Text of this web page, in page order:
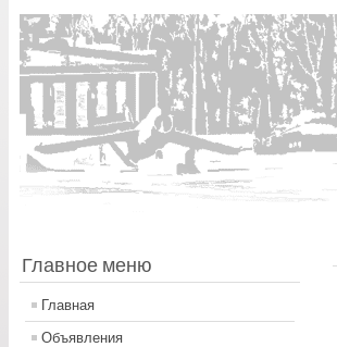
Главное меню
Главная
Объявления